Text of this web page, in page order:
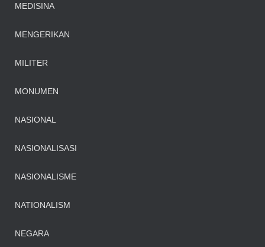
MEDISINA
MENGERIKAN
MILITER
MONUMEN
NASIONAL
NASIONALISASI
NASIONALISME
NATIONALISM
NEGARA